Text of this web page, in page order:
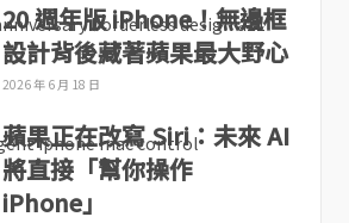
20 週年版 iPhone！無邊框
設計背後藏著蘋果最大野心
2026 年 6 月 18 日
蘋果正在改寫 Siri：未來 AI
將直接「幫你操作
iPhone」